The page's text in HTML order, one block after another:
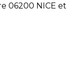
06200 NICE et